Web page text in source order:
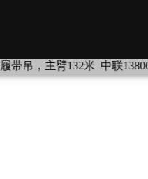
臂132米 中联13800,1100吨